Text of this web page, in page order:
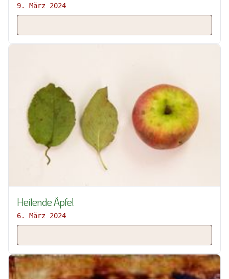
9. März 2024
Heilende Äpfel
6. März 2024